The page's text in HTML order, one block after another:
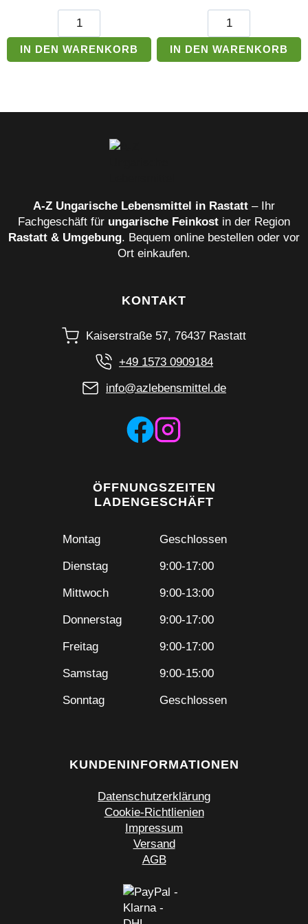
Gyermelyi
Menge
IN DEN WARENKORB
Gyermelyi
Viereck
Nudel
IN DEN WARENKORB
A‑Z Ungarische Lebensmittel in Rastatt – Ihr
Fachgeschäft für ungarische Feinkost in der Region
Rastatt & Umgebung. Bequem online bestellen oder vor
Ort einkaufen.
KONTAKT
Kaiserstraße 57, 76437 Rastatt
+49 1573 0909184
info@azlebensmittel.de
ÖFFNUNGSZEITEN
LADENGESCHÄFT
Montag Geschlossen
Dienstag 9:00-17:00
Mittwoch 9:00-13:00
Donnerstag 9:00-17:00
Freitag 9:00-17:00
Samstag 9:00-15:00
Sonntag Geschlossen
KUNDENINFORMATIONEN
Datenschutzerklärung
Cookie-Richtlienien
Impressum
Versand
AGB